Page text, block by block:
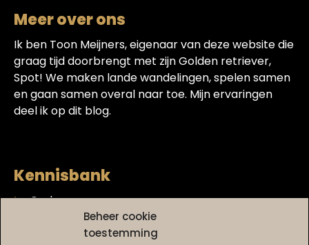
Beheer cookie
toestemming
Meer over ons
Ik ben Toon Meijners, eigenaar van deze website die
graag tijd doorbrengt met zijn Golden retriever,
Spot! We maken lande wandelingen, spelen samen
en gaan samen overal naar toe. Mijn ervaringen
deel ik op dit blog.
Kennisbank
Gedrag
Gezondheid
Golden retriever puppy